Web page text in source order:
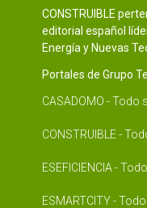
CONSTRUIBLE
editorial español
Energía y Nuevas
Portales de Grupo
CASADOMO - Todo
CONSTRUIBLE -
ESEFICIENCIA -
ESMARTCITY -